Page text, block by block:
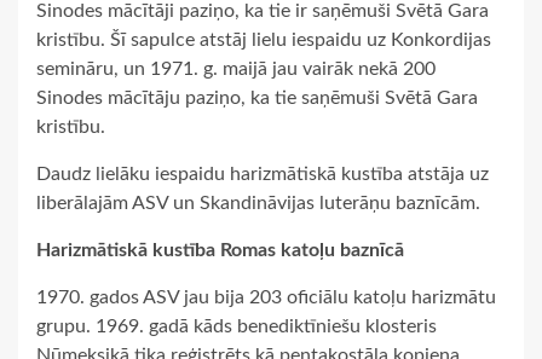
Sinodes mācītāji paziņo, ka tie ir saņēmuši Svētā Gara
kristību. Šī sapulce atstāj lielu iespaidu uz Konkordijas
semināru, un 1971. g. maijā jau vairāk nekā 200
Sinodes mācītāju paziņo, ka tie saņēmuši Svētā Gara
kristību.
Daudz lielāku iespaidu harizmātiskā kustība atstāja uz
liberālajām ASV un Skandināvijas luterāņu baznīcām.
Harizmātiskā kustība Romas katoļu baznīcā
1970. gados ASV jau bija 203 oficiālu katoļu harizmātu
grupu. 1969. gadā kāds benediktīniešu klosteris